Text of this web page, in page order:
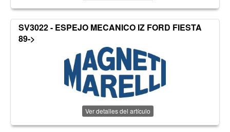
SV3022 - ESPEJO MECANICO IZ FORD FIESTA
89->
Ver detalles del artículo